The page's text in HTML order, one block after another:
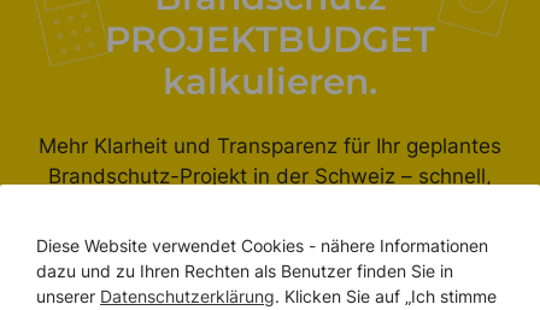
PROJEKTBUDGET
kalkulieren.
Mehr Klarheit und Transparenz für Ihr geplantes
Brandschutz-Projekt in der Schweiz – schnell,
Diese Website verwendet Cookies - nähere Informationen
dazu und zu Ihren Rechten als Benutzer finden Sie in
unserer Datenschutzerklärung. Klicken Sie auf „Ich stimme